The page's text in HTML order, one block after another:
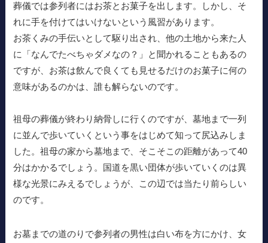
葬儀では参列者にはお茶とお菓子を出します。しかし、そ
れに手を付けてはいけないという風習があります。
お茶くみの手伝いとして駆り出され、他の土地から来た人
に「なんでたべちゃダメなの？」と聞かれることもあるの
ですが、お茶は飲んで良くても見せるだけのお菓子に何の
意味があるのかは、誰も解らないのです。
祖母の葬儀が終わり納骨しに行くのですが、墓地まで一列
に並んで歩いていくという事をはじめて知って尻込みしま
した。祖母の家から墓地まで、そこそこの距離があって40
分はかかるでしょう。国道を黒い団体が歩いていくのは異
様な光景にみえるでしょうが、この辺では当たり前らしい
のです。
お墓までの道のりで参列者の男性は白い布を方にかけ、女